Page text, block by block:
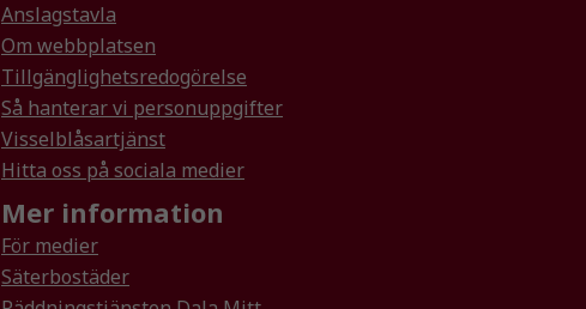
Anslagstavla
Om webbplatsen
Tillgänglighetsredogörelse
Så hanterar vi personuppgifter
Visselblåsartjänst
Hitta oss på sociala medier
Mer information
För medier
Säterbostäder